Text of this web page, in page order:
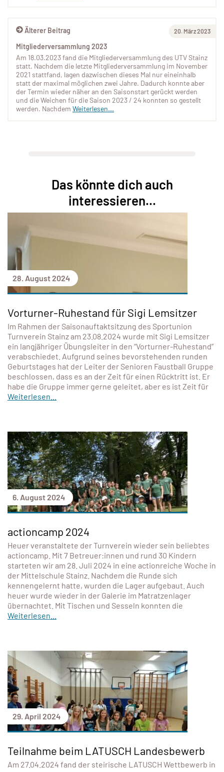
Älterer Beitrag 20. März 2023
Mitgliederversammlung 2023
Am 18.03.2023 fand die Mitgliederversammlung des UTV Stainz
statt. Nachdem die letzte Mitgliederversammlung im November
2021 stattfand, lagen dazwischen dieses Mal nur eineinhalb
statt der maximal möglichen zwei Jahre. Dadurch konnte aber
der Termin wieder näher an den Saisonstart gerückt werden
und die Weichen für die Saison 2023 / 24 konnten so gestellt
werden. Nachdem Weiterlesen...
Das könnte dich auch
interessieren...
28. August 2024
Vorturner-Ruhestand für Sigi Lemsitzer
Im Rahmen der Saisonauftaktsitzung des Sportunion
Turnverein Stainz am 23.08.2024 wurde mit Sigi Lemsitzer
ein langjähriger Übungsleiter in den “Vorturner-Ruhestand”
verabschiedet. Aufgrund seines bevorstehenden runden
Geburtstages hat der Leiter der Senioren Faustball Gruppe
beschlossen, dass es an der Zeit für einen Rücktritt ist. Er
habe die Gruppe immer gerne geleitet, aber es ist Zeit für
Weiterlesen...
6. August 2024
actioncamp 2024
Heuer veranstaltete der Turnverein wieder sein beliebtes
actioncamp. Mit 7 Betreuer:innen und rund 30 Kindern
starteten wir am 28. Juli 2024 in eine actionreiche Woche in
der Mittelschule Stainz. Nachdem die Runde sich
kennengelernt hatte, wurden die Lager aufgebaut. Auch
heuer wurde wieder in der Galerie im Matratzenlager
übernachtet. Mit Tischen und Sesseln konnten die
Weiterlesen...
29. April 2024
Teilnahme beim LATUSCH Landesbewerb
Am 27.04.2024 fand der steirische LATUSCH Wettbewerb in